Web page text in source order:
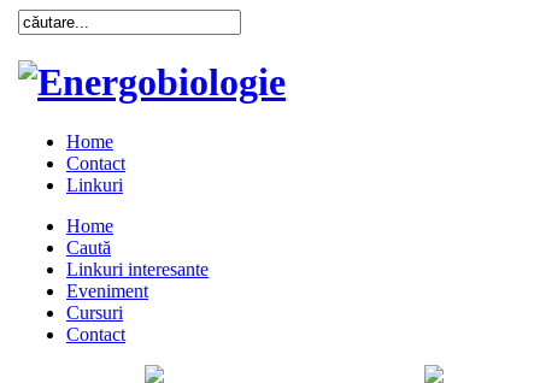
Home
Contact
Linkuri
Home
Caută
Linkuri interesante
Eveniment
Cursuri
Contact